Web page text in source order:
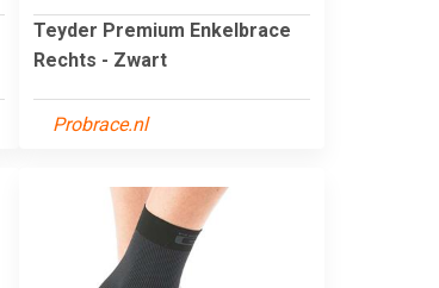
Teyder Premium Enkelbrace
Rechts - Zwart
Probrace.nl